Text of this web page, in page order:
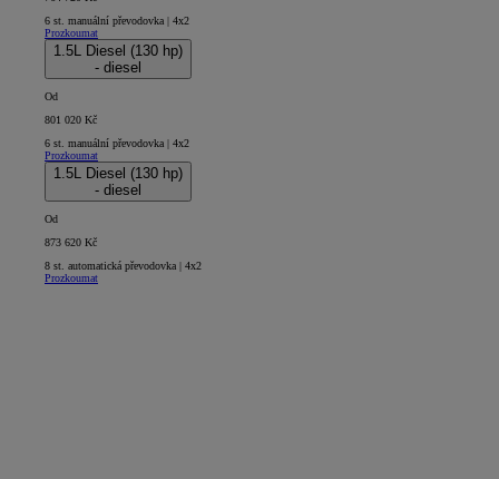
6 st. manuální převodovka | 4x2
Prozkoumat
1.5L Diesel (130 hp)
- diesel
Od
801 020 Kč
6 st. manuální převodovka | 4x2
Prozkoumat
1.5L Diesel (130 hp)
- diesel
Od
873 620 Kč
8 st. automatická převodovka | 4x2
Prozkoumat